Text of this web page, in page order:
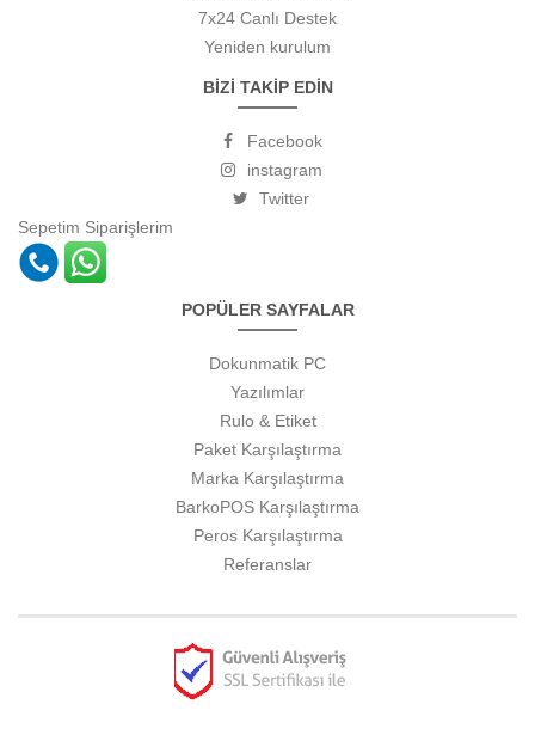
7x24 Canlı Destek
Yeniden kurulum
BİZİ TAKİP EDİN
Facebook
instagram
Twitter
Sepetim Siparişlerim
POPÜLER SAYFALAR
Dokunmatik PC
Yazılımlar
Rulo & Etiket
Paket Karşılaştırma
Marka Karşılaştırma
BarkoPOS Karşılaştırma
Peros Karşılaştırma
Referanslar